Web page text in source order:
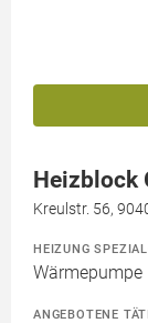
Heizblock
Kreulstr. 56,
HEIZUNG
Wärmepumpe
ANGEBOTENE